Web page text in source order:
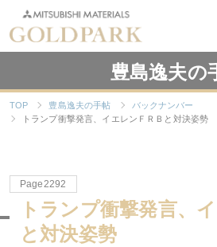
豊島逸夫の
TOP 豊島逸夫の手帖
バックナンバー
トランプ衝撃発言、イエレンＦＲＢと対決姿勢
Page2292
トランプ衝撃発言、
と対決姿勢